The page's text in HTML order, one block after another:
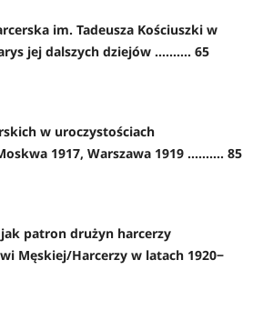
im. Tadeusza Kościuszki w
jej dalszych dziejów .......... 65
w uroczystościach
1917, Warszawa 1919 .......... 85
jak patron drużyn harcerzy
Męskiej/Harcerzy w latach 1920‒